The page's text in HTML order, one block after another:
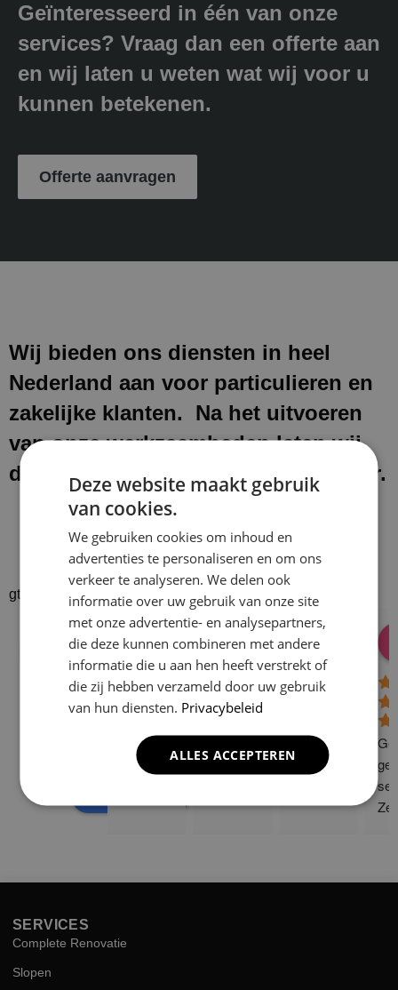
Geïnteresseerd in één van onze
services? Vraag dan een offerte aan
en wij laten u weten wat wij voor u
kunnen betekenen.
Offerte aanvragen
Wij bieden ons diensten in heel
Nederland aan voor particulieren en
zakelijke klanten. Na het uitvoeren
van onze werkzaamheden laten wij
de werkplek schoon en netjes achter.
gtrspvjgtroijvghtrs
Klusbedrijf CG
Company
4.9
powered by gle
Donald Vossen
08:28 17 Dec 24
Lisa Vlok
06:41 08 Oct 24 10:58 31
ge
SERVICES
Complete Renovatie
Slopen
Deze website maakt gebruik
van cookies.
We gebruiken cookies om inhoud en
advertenties te personaliseren en om ons
verkeer te analyseren. We delen ook
informatie over uw gebruik van onze site
met onze advertentie- en analysepartners,
die deze kunnen combineren met andere
informatie die u aan hen heeft verstrekt of
die zij hebben verzameld door uw gebruik
van hun diensten. Privacybeleid
ALLES ACCEPTEREN